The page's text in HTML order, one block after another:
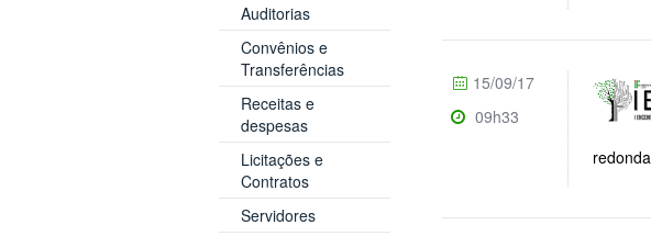
Auditorias
Convênios e
Transferências
Receitas e
despesas
Licitações e
Contratos
Servidores
15/09/17
09h33